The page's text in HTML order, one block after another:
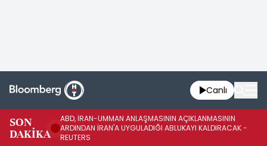
Canlı
SON
DAKİKA
ABD, İRAN-UMMAN ANLAŞMASININ AÇIKLANMASININ
ARDINDAN İRAN'A UYGULADIĞI ABLUKAYI KALDIRACAK -
REUTERS